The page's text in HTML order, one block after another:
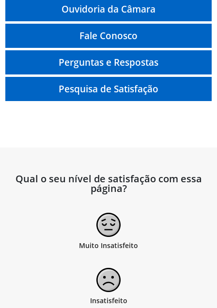
Ouvidoria da Câmara
Fale Conosco
Perguntas e Respostas
Pesquisa de Satisfação
Qual o seu nível de satisfação com essa
página?